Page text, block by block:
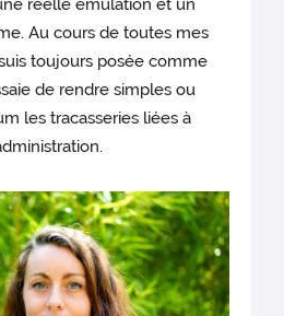
réelle émulation et un
Au cours de toutes mes
toujours posée comme
de rendre simples ou
les tracasseries liées à